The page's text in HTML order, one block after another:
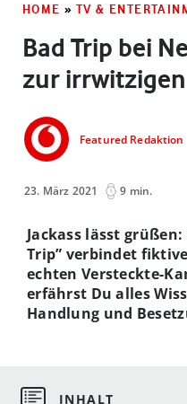
HOME » TV &
Bad Trip bei
zur
Featured Redaktion
23. März 2021 9 min.
Jackass lässt grüßen:
Trip” verbindet
echten Versteckte-
erfährst Du alles
Handlung und